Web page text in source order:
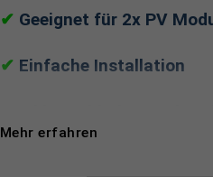
✔ Geeignet für 2x PV
✔ Einfache Installation
Mehr erfahren